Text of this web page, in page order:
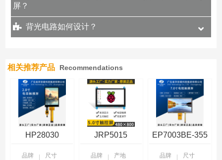
屏？
背光电路如何设计？
相关推荐产品 Recommendations
HP28030
品牌 尺寸
JRP5015
品牌 产地
EP7003BE-355
品牌 尺寸